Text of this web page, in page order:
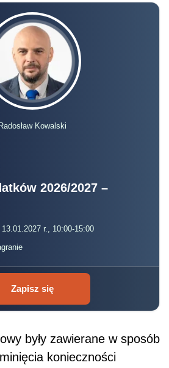
Radosław Kowalski
2026/2027 –
r., 10:00-15:00
Zapisz się
były zawierane w sposób
konieczności